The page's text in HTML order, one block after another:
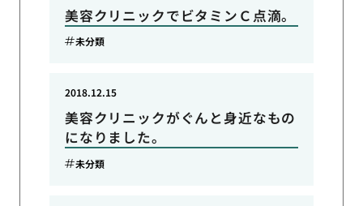
美容クリニックでビタミンＣ点滴。
未分類
美容クリニックがぐんと身近なもの
になりました。
2018.12.15
未分類